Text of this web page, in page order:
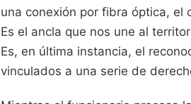
una conexión por fibra óptica, el
Es el ancla que nos une al
Es, en última instancia, el
vinculados a una serie de